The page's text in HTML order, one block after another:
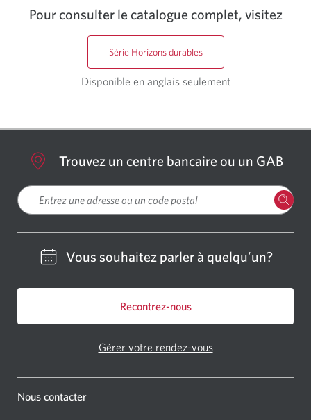
Pour consulter le catalogue complet, visitez
Série Horizons durables
Disponible en anglais seulement
Trouvez un centre bancaire ou un GAB
Vous souhaitez parler à quelqu’un?
Recontrez-nous
Gérer votre rendez-vous
Nous contacter